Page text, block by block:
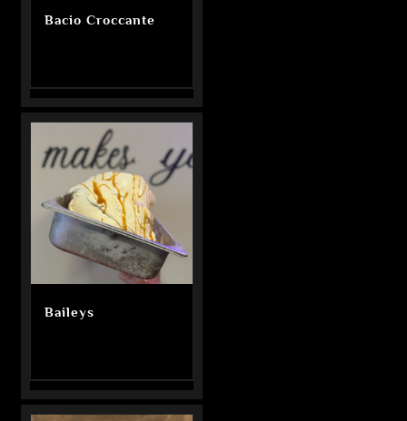
Bacio Croccante
Baileys